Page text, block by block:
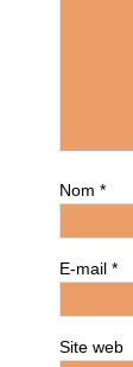
Nom *
E-mail *
Site web